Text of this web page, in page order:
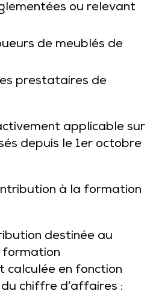
ou relevant
de meublés de
prestataires de
applicable sur
depuis le 1er octobre
à la formation
destinée au
formation
calculée en fonction
chiffre d’affaires :